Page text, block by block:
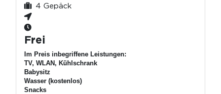
4 Gepäck
Frei
Im Preis inbegriffene Leistungen:
TV, WLAN, Kühlschrank
Babysitz
Wasser (kostenlos)
Snacks